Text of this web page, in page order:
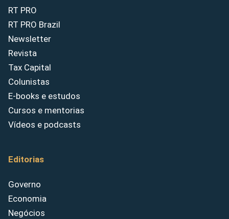
RT PRO
RT PRO Brazil
Newsletter
Revista
Tax Capital
Colunistas
E-books e estudos
Cursos e mentorias
Vídeos e podcasts
Editorias
Governo
Economia
Negócios